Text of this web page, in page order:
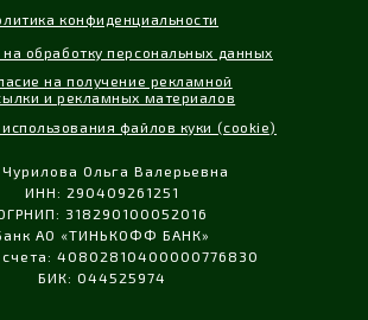
конфиденциальности
файлов куки (cookie)
на получение рекламной
и рекламных материалов
на обработку персональных данных
Ольга Валерьевна
ИНН: 290409261251
318290100052016
АО «ТИНЬКОФФ БАНК»
40802810400000776830
БИК: 044525974